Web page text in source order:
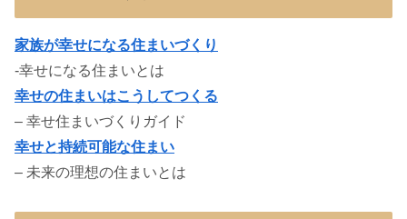
家族が幸せになる住まいづくり
-幸せになる住まいとは
幸せの住まいはこうしてつくる
– 幸せ住まいづくりガイド
幸せと持続可能な住まい
– 未来の理想の住まいとは